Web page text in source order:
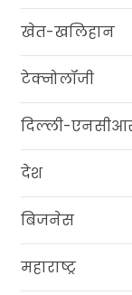
खेत-खलिहान
टेक्नोलॉजी
दिल्‍ली-
देश
बिजनेस
महाराष्ट्र